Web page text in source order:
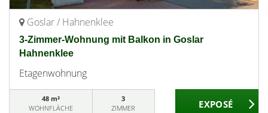
Goslar / Hahnenklee
3-Zimmer-Wohnung mit Balkon in Goslar
Hahnenklee
Etagenwohnung
48 m²
WOHNFLÄCHE
3
ZIMMER